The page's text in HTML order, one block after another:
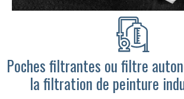
Poches filtrantes ou filtre
la filtration de peinture